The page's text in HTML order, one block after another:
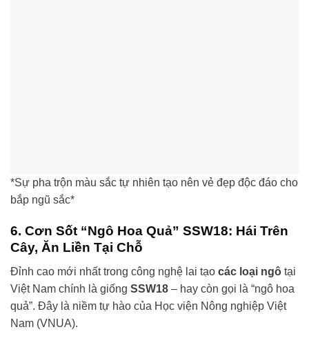
*Sự pha trộn màu sắc tự nhiên tạo nên vẻ đẹp độc đáo cho
bắp ngũ sắc*
6. Cơn Sốt “Ngô Hoa Quả” SSW18: Hái Trên
Cây, Ăn Liền Tại Chỗ
Đỉnh cao mới nhất trong công nghệ lai tạo các loại ngô tại
Việt Nam chính là giống SSW18 – hay còn gọi là “ngô hoa
quả”. Đây là niềm tự hào của Học viện Nông nghiệp Việt
Nam (VNUA).